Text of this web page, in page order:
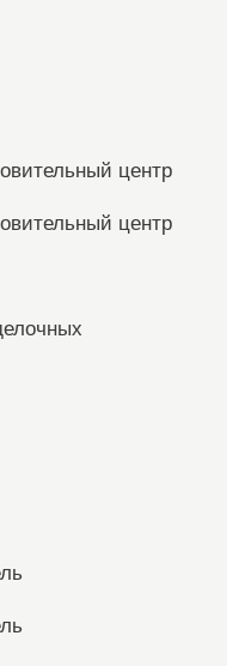
центр
центр